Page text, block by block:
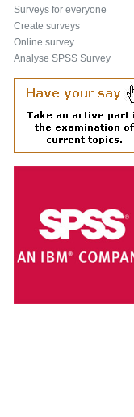
Surveys for everyone
Create surveys
Online survey
Analyse SPSS Survey